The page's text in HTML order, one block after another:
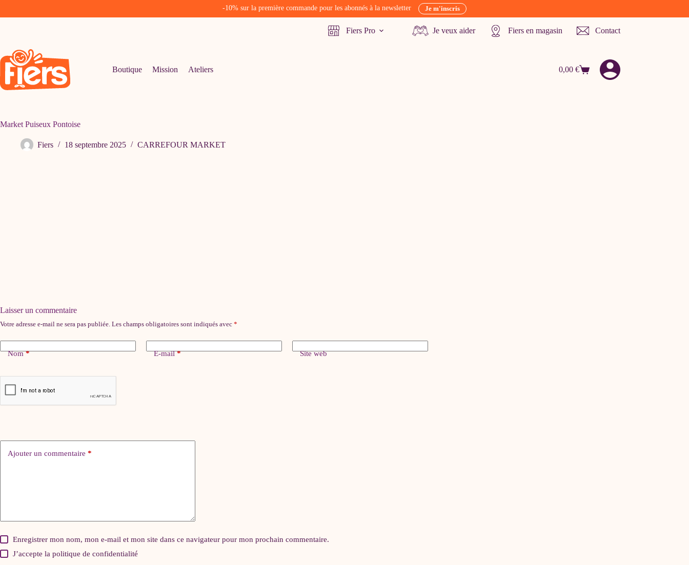
-10% sur la première commande pour les abonnés à la newsletter Je m'inscris
Fiers Pro Je veux aider Fiers en magasin Contact
Boutique Mission Ateliers
Panier
0,00 €
Market Puiseux Pontoise
Fiers 18 septembre 2025 CARREFOUR MARKET
Laisser un commentaire
Votre adresse e-mail ne sera pas publiée. Les champs obligatoires sont indiqués avec *
Nom* E-mail* Site web
Ajouter un commentaire *
Enregistrer mon nom, mon e-mail et mon site dans ce navigateur pour mon prochain commentaire.
J’accepte lapolitique de confidentialité